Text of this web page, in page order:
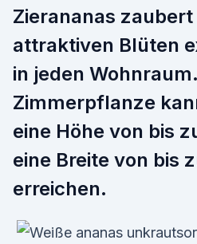
Zierananas
attraktiven Blüten
in jeden
Zimmerpflanze
eine Höhe von bis
eine Breite von bis
erreichen.